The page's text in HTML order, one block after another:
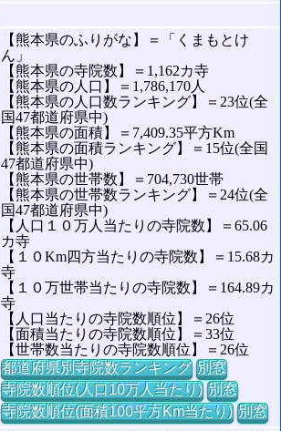
【熊本県のふりがな】＝「くまもとけ
ん」
【熊本県の寺院数】＝1,162カ寺
【熊本県の人口】＝1,786,170人
【熊本県の人口数ランキング】＝23位(全
国47都道府県中)
【熊本県の面積】＝7,409.35平方Km
【熊本県の面積ランキング】＝15位(全国
47都道府県中)
【熊本県の世帯数】＝704,730世帯
【熊本県の世帯数ランキング】＝24位(全
国47都道府県中)
【人口１０万人当たりの寺院数】＝65.06
カ寺
【１０Km四方当たりの寺院数】＝15.68カ
寺
【１０万世帯当たりの寺院数】＝164.89カ
寺
【人口当たりの寺院数順位】＝26位
【面積当たりの寺院数順位】＝33位
【世帯数当たりの寺院数順位】＝26位
都道府県別寺院数ランキング 別窓
寺院数順位(人口10万人当たり) 別窓
寺院数順位(面積100平方Km当たり) 別窓